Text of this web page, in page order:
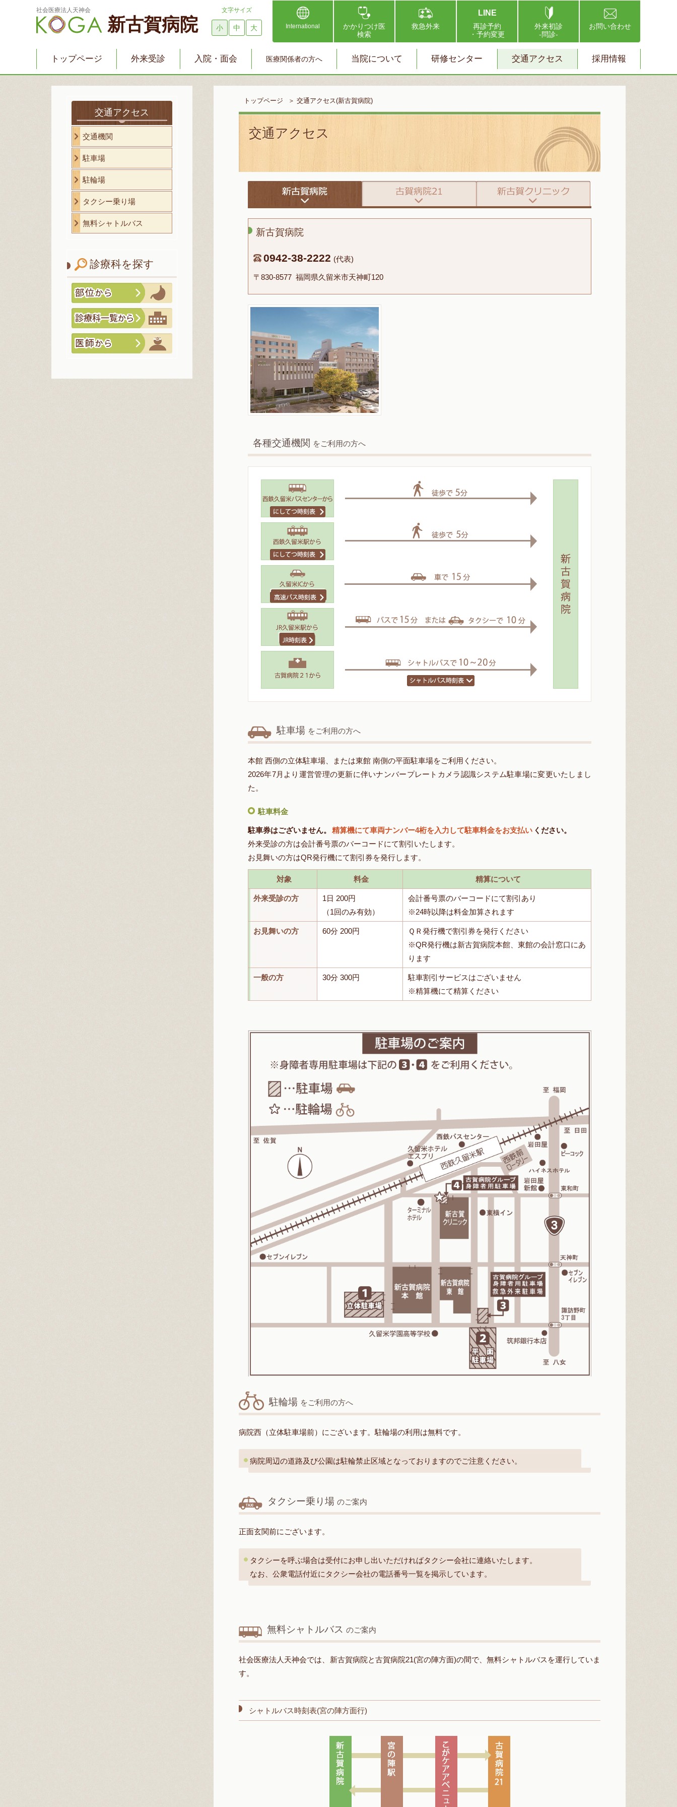
社会医療法人天神会
新古賀病院
文字サイズ
小 中 大 International
かかりつけ医
検索
救急外来
LINE
再診予約
・予約変更
外来初診
-問診-
お問い合わせ
トップページ 外来受診 入院・面会 医療関係者の方へ 当院について 研修センター 交通アクセス 採用情報
交通アクセス
交通機関
駐車場
駐輪場
タクシー乗り場
無料シャトルバス
診療科を探す
トップページ ＞ 交通アクセス(新古賀病院)
交通アクセス
新古賀病院
0942-38-2222 (代表)
〒830-8577 福岡県久留米市天神町120
各種交通機関 をご利用の方へ
駐車場 をご利用の方へ
本館 西側の立体駐車場、または東館 南側の平面駐車場をご利用ください。
2026年7月より運営管理の更新に伴いナンバープレートカメラ認識システム駐車場に変更いたしまし
た。
駐車料金
駐車券はございません。 精算機にて車両ナンバー4桁を入力して駐車料金をお支払い ください。
外来受診の方は会計番号票のバーコードにて割引いたします。
お見舞いの方はQR発行機にて割引券を発行します。
対象 料金 精算について
外来受診の方
1日 200円
（1回のみ有効）
会計番号票のバーコードにて割引あり
※24時以降は料金加算されます
お見舞いの方 60分 200円
ＱＲ発行機で割引券を発行ください
※QR発行機は新古賀病院本館、東館の会計窓口にあ
ります
一般の方 30分 300円
駐車割引サービスはございません
※精算機にて精算ください
駐輪場 をご利用の方へ
病院西（立体駐車場前）にございます。駐輪場の利用は無料です。
病院周辺の道路及び公園は駐輪禁止区域となっておりますのでご注意ください。
タクシー乗り場 のご案内
正面玄関前にございます。
タクシーを呼ぶ場合は受付にお申し出いただければタクシー会社に連絡いたします。
なお、公衆電話付近にタクシー会社の電話番号一覧を掲示しています。
無料シャトルバス のご案内
社会医療法人天神会では、新古賀病院と古賀病院21(宮の陣方面)の間で、無料シャトルバスを運行していま
す。
シャトルバス時刻表(宮の陣方面行)